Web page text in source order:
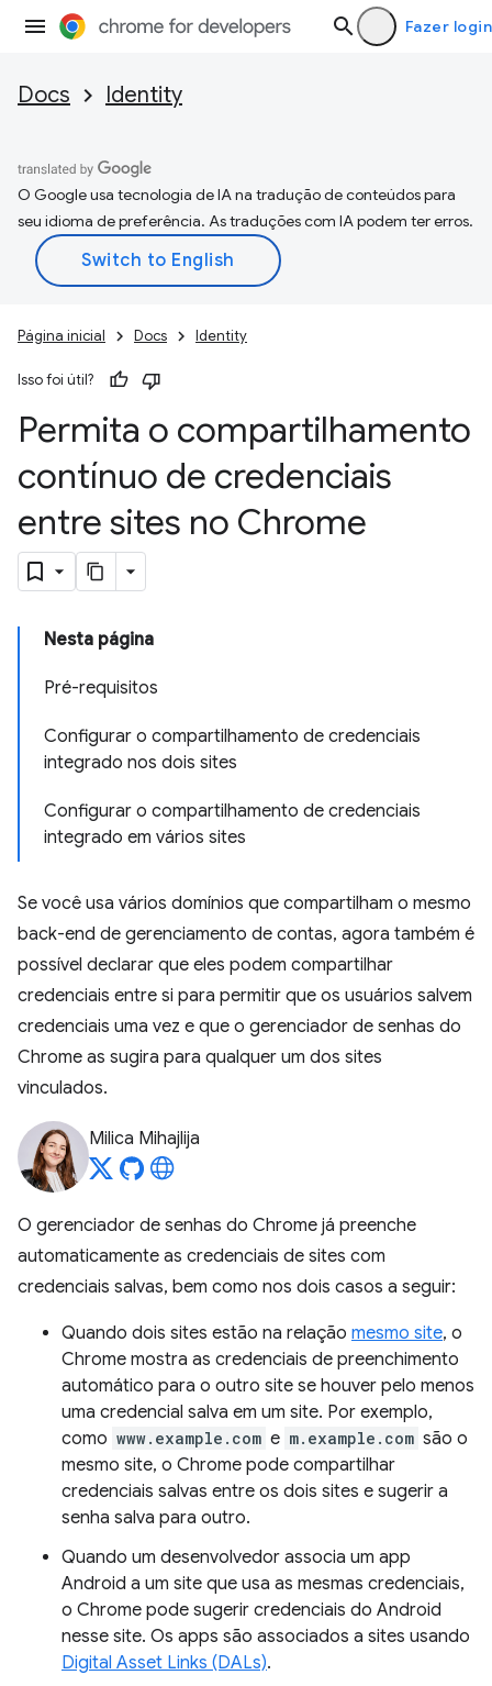
Fazer login
Docs Identity
O Google usa tecnologia de IA na tradução de conteúdos para
seu idioma de preferência. As traduções com IA podem ter erros.
Página inicial Docs Identity
Isso foi útil?
Permita o compartilhamento
contínuo de credenciais
entre sites no Chrome
Nesta página
Pré-requisitos
Configurar o compartilhamento de credenciais
integrado nos dois sites
Configurar o compartilhamento de credenciais
integrado em vários sites
Se você usa vários domínios que compartilham o mesmo
back-end de gerenciamento de contas, agora também é
possível declarar que eles podem compartilhar
credenciais entre si para permitir que os usuários salvem
credenciais uma vez e que o gerenciador de senhas do
Chrome as sugira para qualquer um dos sites
vinculados.
Milica Mihajlija
O gerenciador de senhas do Chrome já preenche
automaticamente as credenciais de sites com
credenciais salvas, bem como nos dois casos a seguir:
Quando dois sites estão na relação mesmo site, o
Chrome mostra as credenciais de preenchimento
automático para o outro site se houver pelo menos
uma credencial salva em um site. Por exemplo,
como www.example.com e m.example.com são o
mesmo site, o Chrome pode compartilhar
credenciais salvas entre os dois sites e sugerir a
senha salva para outro.
Quando um desenvolvedor associa um app
Android a um site que usa as mesmas credenciais,
o Chrome pode sugerir credenciais do Android
nesse site. Os apps são associados a sites usando
Digital Asset Links (DALs).